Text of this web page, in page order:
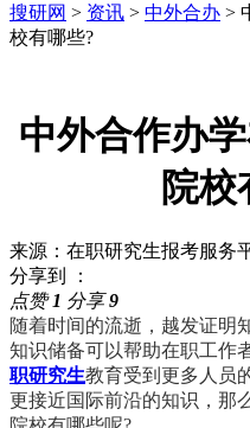
搜研网 > 资讯 > 中外合办 >
校有哪些?
中外合作办
院校
来源：在职研究生报考服务
分享到 ：
点赞 1 分享9
随着时间的流逝，越发证明
知识储备可以帮助在职工作
职研究生教育受到更多人员
更接近国际前沿的知识，那